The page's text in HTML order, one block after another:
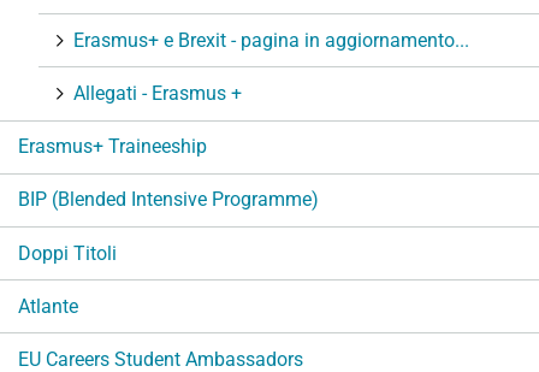
Erasmus+ e Brexit - pagina in aggiornamento...
Allegati - Erasmus +
Erasmus+ Traineeship
BIP (Blended Intensive Programme)
Doppi Titoli
Atlante
EU Careers Student Ambassadors